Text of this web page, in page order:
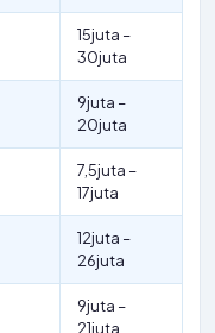
15juta –
30juta
9juta –
20juta
7,5juta –
17juta
12juta –
26juta
9juta –
21juta